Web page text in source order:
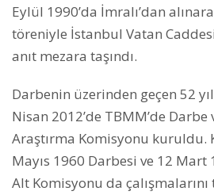
Eylül 1990’da İmralı’dan
töreniyle İstanbul Vatan
anıt mezara taşındı.
Darbenin üzerinden geçen 52
Nisan 2012’de TBMM’de Darbe
Araştırma Komisyonu kuruldu.
Mayıs 1960 Darbesi ve 12 Mart
Alt Komisyonu da